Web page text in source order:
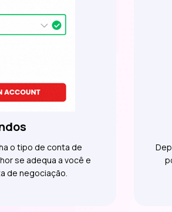
o tipo de conta de
se adequa a você e
de negociação.